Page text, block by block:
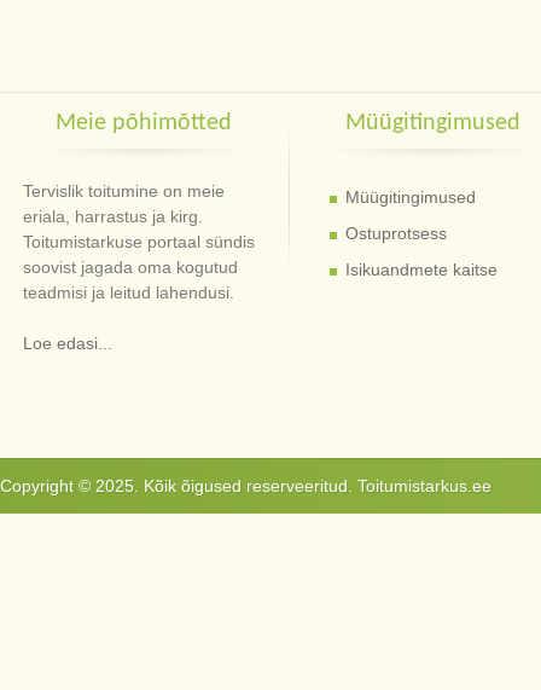
Meie põhimõtted
Tervislik toitumine on meie
eriala, harrastus ja kirg.
Toitumistarkuse portaal sündis
soovist jagada oma kogutud
teadmisi ja leitud lahendusi.
Loe edasi...
Müügitingimused
Müügitingimused
Ostuprotsess
Isikuandmete kaitse
Copyright © 2025. Kõik õigused reserveeritud. Toitumistarkus.ee